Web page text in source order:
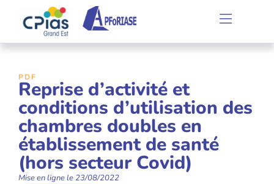
PDF
Reprise d’activité et
conditions d’utilisation des
chambres doubles en
établissement de santé
(hors secteur Covid)
Mise en ligne le23/08/2022